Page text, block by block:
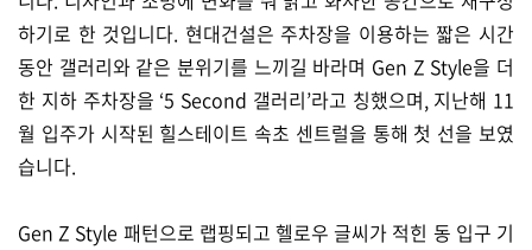
하기로 한 것입니다. 현대건설은 주차장을 이용하는 짧은 시간
동안 갤러리와 같은 분위기를 느끼길 바라며 Gen Z Style을 더
한 지하 주차장을 ‘5 Second 갤러리’라고 칭했으며, 지난해 11
월 입주가 시작된 힐스테이트 속초 센트럴을 통해 첫 선을 보였
습니다.
Gen Z Style 패턴으로 랩핑되고 헬로우 글씨가 적힌 동 입구 기